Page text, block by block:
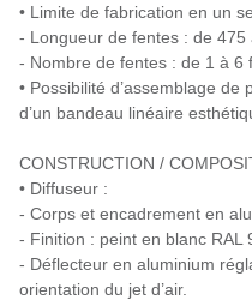
• Limite de fabrication en un
- Longueur de fentes : de 475
- Nombre de fentes : de 1 à 6
• Possibilité d’assemblage
d’un bandeau linéaire
CONSTRUCTION /
• Diffuseur :
- Corps et encadrement en
- Finition : peint en blanc RAL
- Déflecteur en aluminium
orientation du jet d’air.